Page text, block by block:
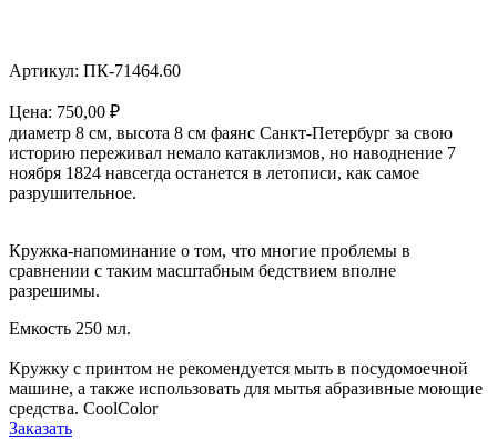
Артикул: ПК-71464.60
Цена: 750,00 ₽
диаметр 8 см, высота 8 см фаянс Санкт-Петербург за свою
историю переживал немало катаклизмов, но наводнение 7
ноября 1824 навсегда останется в летописи, как самое
разрушительное.
Кружка-напоминание о том, что многие проблемы в
сравнении с таким масштабным бедствием вполне
разрешимы.
Емкость 250 мл.
Кружку с принтом не рекомендуется мыть в посудомоечной
машине, а также использовать для мытья абразивные моющие
средства. CoolColor
Заказать